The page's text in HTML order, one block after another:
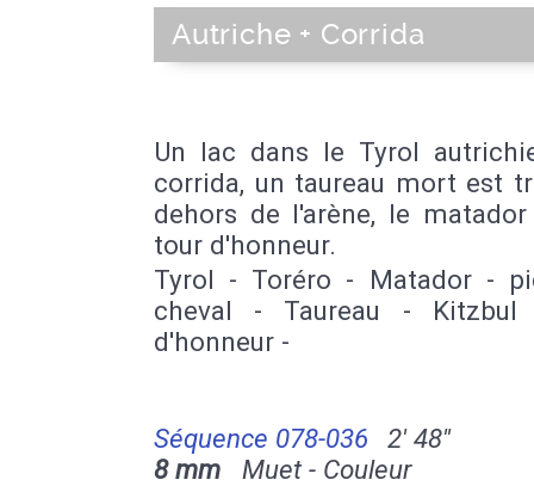
Autriche + Corrida
Un lac dans le Tyrol
corrida, un taureau mort est
dehors de l'arène, le
tour d'honneur.
Tyrol - Toréro - Matador -
cheval - Taureau -
d'honneur -
Séquence 078-036
2' 48''
8 mm Muet - Couleur